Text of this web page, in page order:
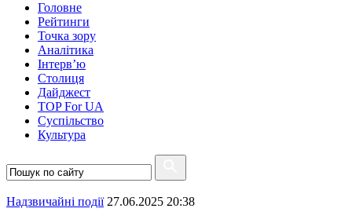
Головне
Рейтинги
Точка зору
Аналітика
Інтерв’ю
Столиця
Дайджест
TOP For UA
Суспiльство
Культура
Надзвичайні події 27.06.2025 20:38